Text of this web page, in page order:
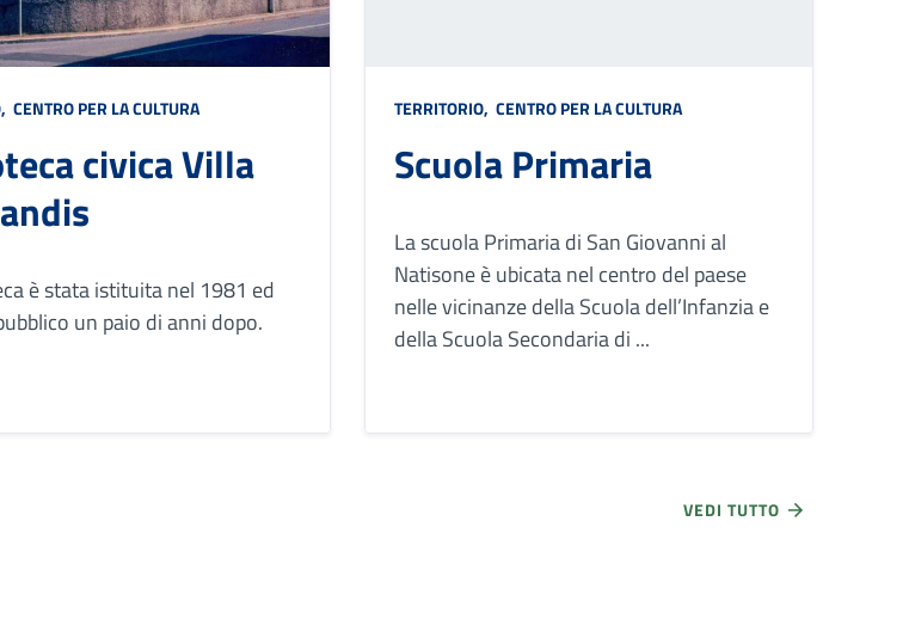
, CENTRO PER LA CULTURA
civica Villa
è stata istituita nel 1981 ed
un paio di anni dopo.
TERRITORIO, CENTRO PER LA CULTURA
Scuola Primaria
La scuola Primaria di San Giovanni al
Natisone è ubicata nel centro del paese
nelle vicinanze della Scuola dell’Infanzia e
della Scuola Secondaria di ...
VEDI TUTTO